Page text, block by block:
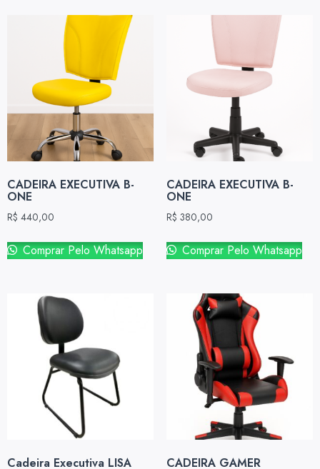
CADEIRA EXECUTIVA B-
ONE
R$ 440,00
Comprar Pelo Whatsapp
CADEIRA EXECUTIVA B-
ONE
R$ 380,00
Comprar Pelo Whatsapp
Cadeira Executiva LISA CADEIRA GAMER